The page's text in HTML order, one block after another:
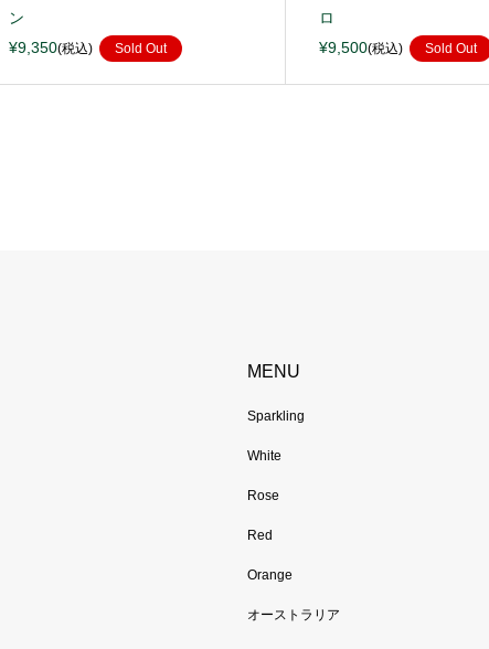
ン
¥9,350(税込) Sold Out
ロ
¥9,500(税込) Sold Out
MENU
Sparkling
White
Rose
Red
Orange
オーストラリア